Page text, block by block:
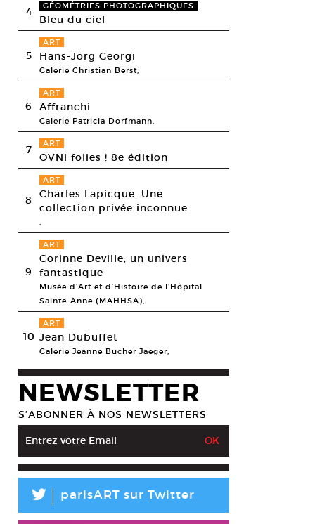
4 GÉOMÉTRIES PHOTOGRAPHIQUES
Bleu du ciel
5
ART
Hans-Jörg Georgi
Galerie Christian Berst,
6
ART
Affranchi
Galerie Patricia Dorfmann,
7 ART
OVNi folies ! 8e édition
8
ART
Charles Lapicque. Une
collection privée inconnue
,
9
ART
Corinne Deville, un univers
fantastique
Musée d’Art et d’Histoire de l’Hôpital
Sainte-Anne (MAHHSA),
10
ART
Jean Dubuffet
Galerie Jeanne Bucher Jaeger,
NEWSLETTER
S’ABONNER À NOS NEWSLETTERS
L parisART sur Twitter